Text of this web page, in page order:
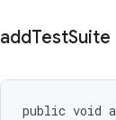
addTestSuite
public void